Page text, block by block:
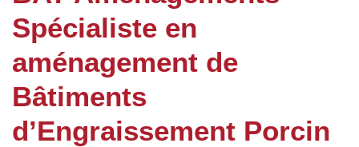
Spécialiste en
aménagement de
Bâtiments
d’Engraissement Porcin